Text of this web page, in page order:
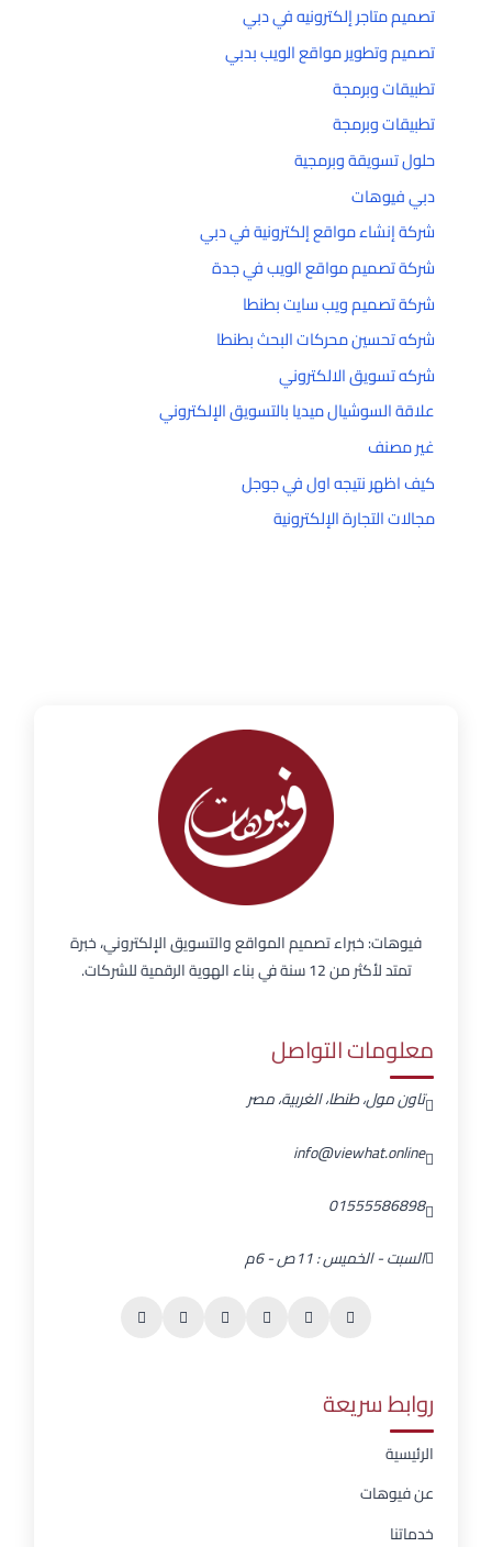
تصميم متاجر إلكترونيه في دبي
تصميم وتطوير مواقع الويب بدبي
تطبيقات وبرمجة
تطبيقات وبرمجة
حلول تسويقة وبرمجية
دبي فيوهات
شركة إنشاء مواقع إلكترونية في دبي
شركة تصميم مواقع الويب في جدة
شركة تصميم ويب سايت بطنطا
شركه تحسين محركات البحث بطنطا
شركه تسويق الالكتروني
علاقة السوشيال ميديا بالتسويق الإلكتروني
غير مصنف
كيف اظهر نتيجه اول في جوجل
مجالات التجارة الإلكترونية
فيوهات: خبراء تصميم المواقع والتسويق الإلكتروني، خبرة
تمتد لأكثر من 12 سنة في بناء الهوية الرقمية للشركات.
معلومات التواصل
تاون مول، طنطا، الغربية، مصر
info@viewhat.online
01555586898
السبت - الخميس : 11ص - 6م
روابط سريعة
الرئيسية
عن فيوهات
خدماتنا